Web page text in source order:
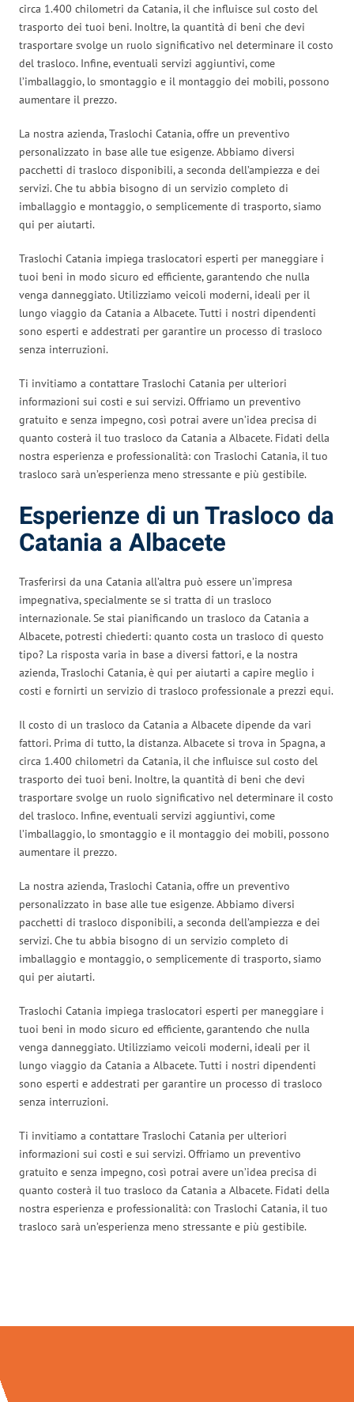
circa 1.400 chilometri da Catania, il che influisce sul costo del
trasporto dei tuoi beni. Inoltre, la quantità di beni che devi
trasportare svolge un ruolo significativo nel determinare il costo
del trasloco. Infine, eventuali servizi aggiuntivi, come
l’imballaggio, lo smontaggio e il montaggio dei mobili, possono
aumentare il prezzo.
La nostra azienda, Traslochi Catania, offre un preventivo
personalizzato in base alle tue esigenze. Abbiamo diversi
pacchetti di trasloco disponibili, a seconda dell’ampiezza e dei
servizi. Che tu abbia bisogno di un servizio completo di
imballaggio e montaggio, o semplicemente di trasporto, siamo
qui per aiutarti.
Traslochi Catania impiega traslocatori esperti per maneggiare i
tuoi beni in modo sicuro ed efficiente, garantendo che nulla
venga danneggiato. Utilizziamo veicoli moderni, ideali per il
lungo viaggio da Catania a Albacete. Tutti i nostri dipendenti
sono esperti e addestrati per garantire un processo di trasloco
senza interruzioni.
Ti invitiamo a contattare Traslochi Catania per ulteriori
informazioni sui costi e sui servizi. Offriamo un preventivo
gratuito e senza impegno, così potrai avere un’idea precisa di
quanto costerà il tuo trasloco da Catania a Albacete. Fidati della
nostra esperienza e professionalità: con Traslochi Catania, il tuo
trasloco sarà un’esperienza meno stressante e più gestibile.
Esperienze di un Trasloco da
Catania a Albacete
Trasferirsi da una Catania all’altra può essere un’impresa
impegnativa, specialmente se si tratta di un trasloco
internazionale. Se stai pianificando un trasloco da Catania a
Albacete, potresti chiederti: quanto costa un trasloco di questo
tipo? La risposta varia in base a diversi fattori, e la nostra
azienda, Traslochi Catania, è qui per aiutarti a capire meglio i
costi e fornirti un servizio di trasloco professionale a prezzi equi.
Il costo di un trasloco da Catania a Albacete dipende da vari
fattori. Prima di tutto, la distanza. Albacete si trova in Spagna, a
circa 1.400 chilometri da Catania, il che influisce sul costo del
trasporto dei tuoi beni. Inoltre, la quantità di beni che devi
trasportare svolge un ruolo significativo nel determinare il costo
del trasloco. Infine, eventuali servizi aggiuntivi, come
l’imballaggio, lo smontaggio e il montaggio dei mobili, possono
aumentare il prezzo.
La nostra azienda, Traslochi Catania, offre un preventivo
personalizzato in base alle tue esigenze. Abbiamo diversi
pacchetti di trasloco disponibili, a seconda dell’ampiezza e dei
servizi. Che tu abbia bisogno di un servizio completo di
imballaggio e montaggio, o semplicemente di trasporto, siamo
qui per aiutarti.
Traslochi Catania impiega traslocatori esperti per maneggiare i
tuoi beni in modo sicuro ed efficiente, garantendo che nulla
venga danneggiato. Utilizziamo veicoli moderni, ideali per il
lungo viaggio da Catania a Albacete. Tutti i nostri dipendenti
sono esperti e addestrati per garantire un processo di trasloco
senza interruzioni.
Ti invitiamo a contattare Traslochi Catania per ulteriori
informazioni sui costi e sui servizi. Offriamo un preventivo
gratuito e senza impegno, così potrai avere un’idea precisa di
quanto costerà il tuo trasloco da Catania a Albacete. Fidati della
nostra esperienza e professionalità: con Traslochi Catania, il tuo
trasloco sarà un’esperienza meno stressante e più gestibile.